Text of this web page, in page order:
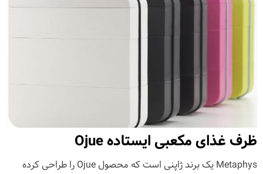
ظرف غذای مکعبی ایستاده Ojue
Metaphys یک برند ژاپنی است که محصول Ojue را طراحی کرده